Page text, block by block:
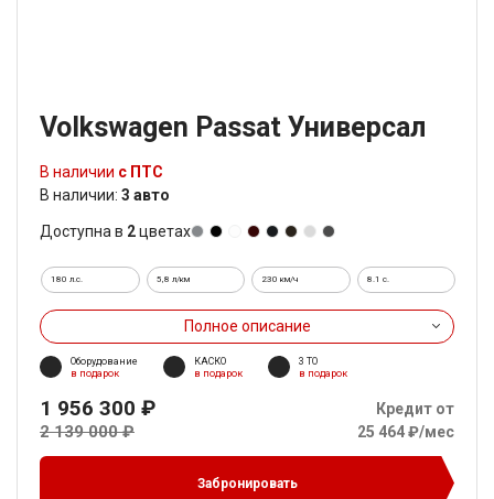
Volkswagen Passat Универсал
В наличии с ПТС
В наличии: 3 авто
Доступна в 2цветах
180 л.с. 5,8 л/км 230 км/ч 8.1 c.
Полное описание
Оборудование
в подарок
КАСКО
в подарок
3 ТО
в подарок
1 956 300 ₽
2 139 000 ₽
Кредит от
25 464 ₽/мес
Забронировать